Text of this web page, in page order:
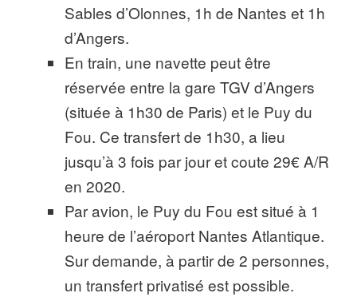
Sables d’Olonnes, 1h de Nantes et 1h
d’Angers.
En train, une navette peut être
réservée entre la gare TGV d’Angers
(située à 1h30 de Paris) et le Puy du
Fou. Ce transfert de 1h30, a lieu
jusqu’à 3 fois par jour et coute 29€ A/R
en 2020.
Par avion, le Puy du Fou est situé à 1
heure de l’aéroport Nantes Atlantique.
Sur demande, à partir de 2 personnes,
un transfert privatisé est possible.